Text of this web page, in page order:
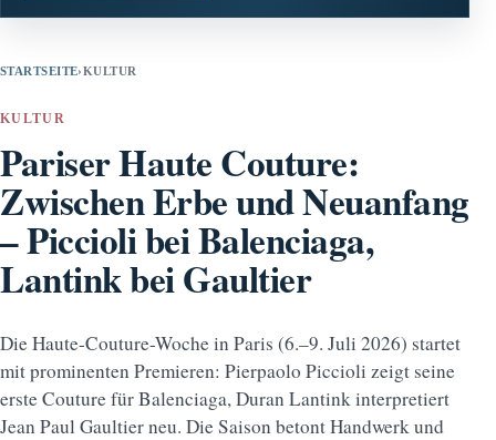
STARTSEITE›KULTUR
KULTUR
Pariser Haute Couture:
Zwischen Erbe und Neuanfang
– Piccioli bei Balenciaga,
Lantink bei Gaultier
Die Haute-Couture-Woche in Paris (6.–9. Juli 2026) startet
mit prominenten Premieren: Pierpaolo Piccioli zeigt seine
erste Couture für Balenciaga, Duran Lantink interpretiert
Jean Paul Gaultier neu. Die Saison betont Handwerk und